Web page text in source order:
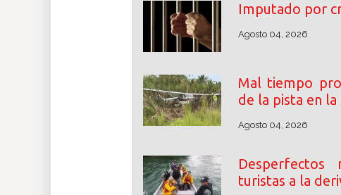
Imputado por
Agosto 04, 2026
Mal tiempo
de la pista en la
Agosto 04, 2026
Desperfectos
turistas a la